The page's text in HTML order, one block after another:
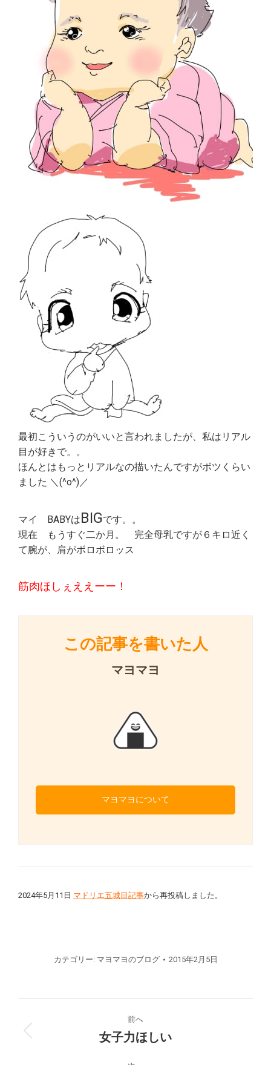
最初こういうのがいいと言われましたが、私はリアル
目が好きで。。
ほんとはもっとリアルなの描いたんですがボツくらい
ました ＼(^o^)／
マイ BABYはBIGです。。
現在 もうすぐ二か月。 完全母乳ですが６キロ近く
て腕が、肩がボロボロッス
筋肉ほしぇええーー！
この記事を書いた人
マヨマヨ
マヨマヨについて
2024年5月11日 マドリエ五城目記事から再投稿しました。
カテゴリー: マヨマヨのブログ 2015年2月5日
稿
前へ
前
女子力ほしい